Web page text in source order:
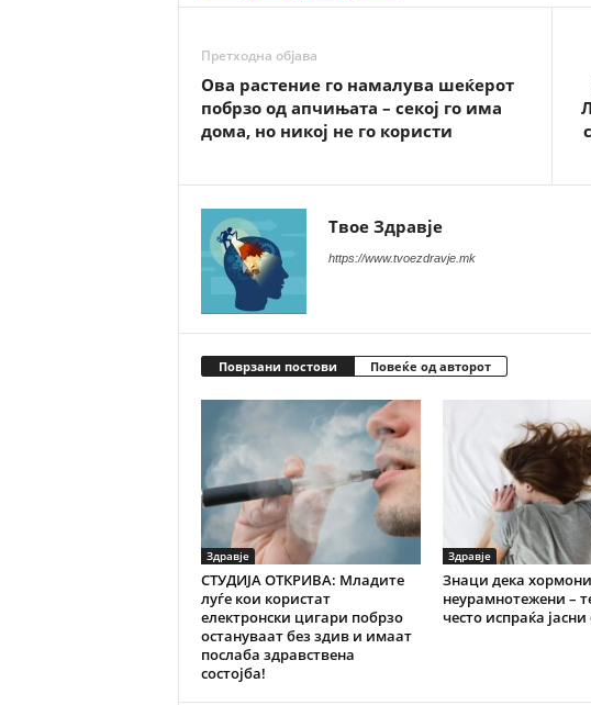
Претходна објава
Ова растение го намалува шеќерот
побрзо од апчињата – секој го има
дома, но никој не го користи
Твое Здравје
https://www.tvoezdravje.mk
Поврзани постови Повеќе од авторот
Здравје
СТУДИЈА ОТКРИВА: Младите
луѓе кои користат
електронски цигари побрзо
остануваат без здив и имаат
послаба здравствена
состојба!
Здравје
Знаци дека
неурамнотежени –
често испраќа